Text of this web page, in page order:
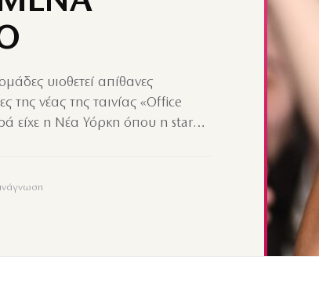
υιοθετεί απίθανες
της νέας της ταινίας «Office
είχε η Νέα Υόρκη όπου η star…